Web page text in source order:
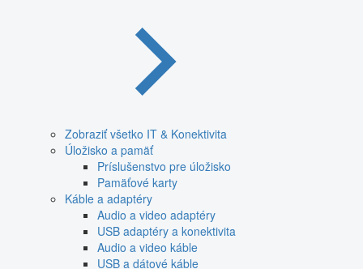
Zobraziť všetko IT & Konektivita
Úložisko a pamäť
Príslušenstvo pre úložisko
Pamäťové karty
Káble a adaptéry
Audio a video adaptéry
USB adaptéry a konektivita
Audio a video káble
USB a dátové káble